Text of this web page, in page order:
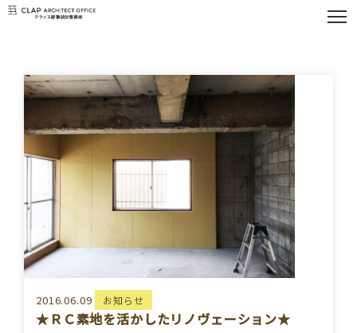
2016.06.09 お知らせ
★ＲＣ素地を活かしたリノヴェーション★